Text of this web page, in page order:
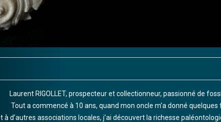
Laurent RIGOLLET, prospecteur et collectionneur, passionné de
Tout a commencé à 10 ans, quand mon oncle m’a donné
à d’autres associations locales, j’ai découvert la richesse